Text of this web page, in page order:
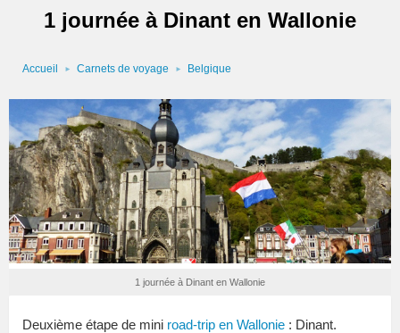
1 journée à Dinant en Wallonie
Accueil Carnets de voyage Belgique
1 journée à Dinant en Wallonie
Deuxième étape de mini road-trip en Wallonie : Dinant.